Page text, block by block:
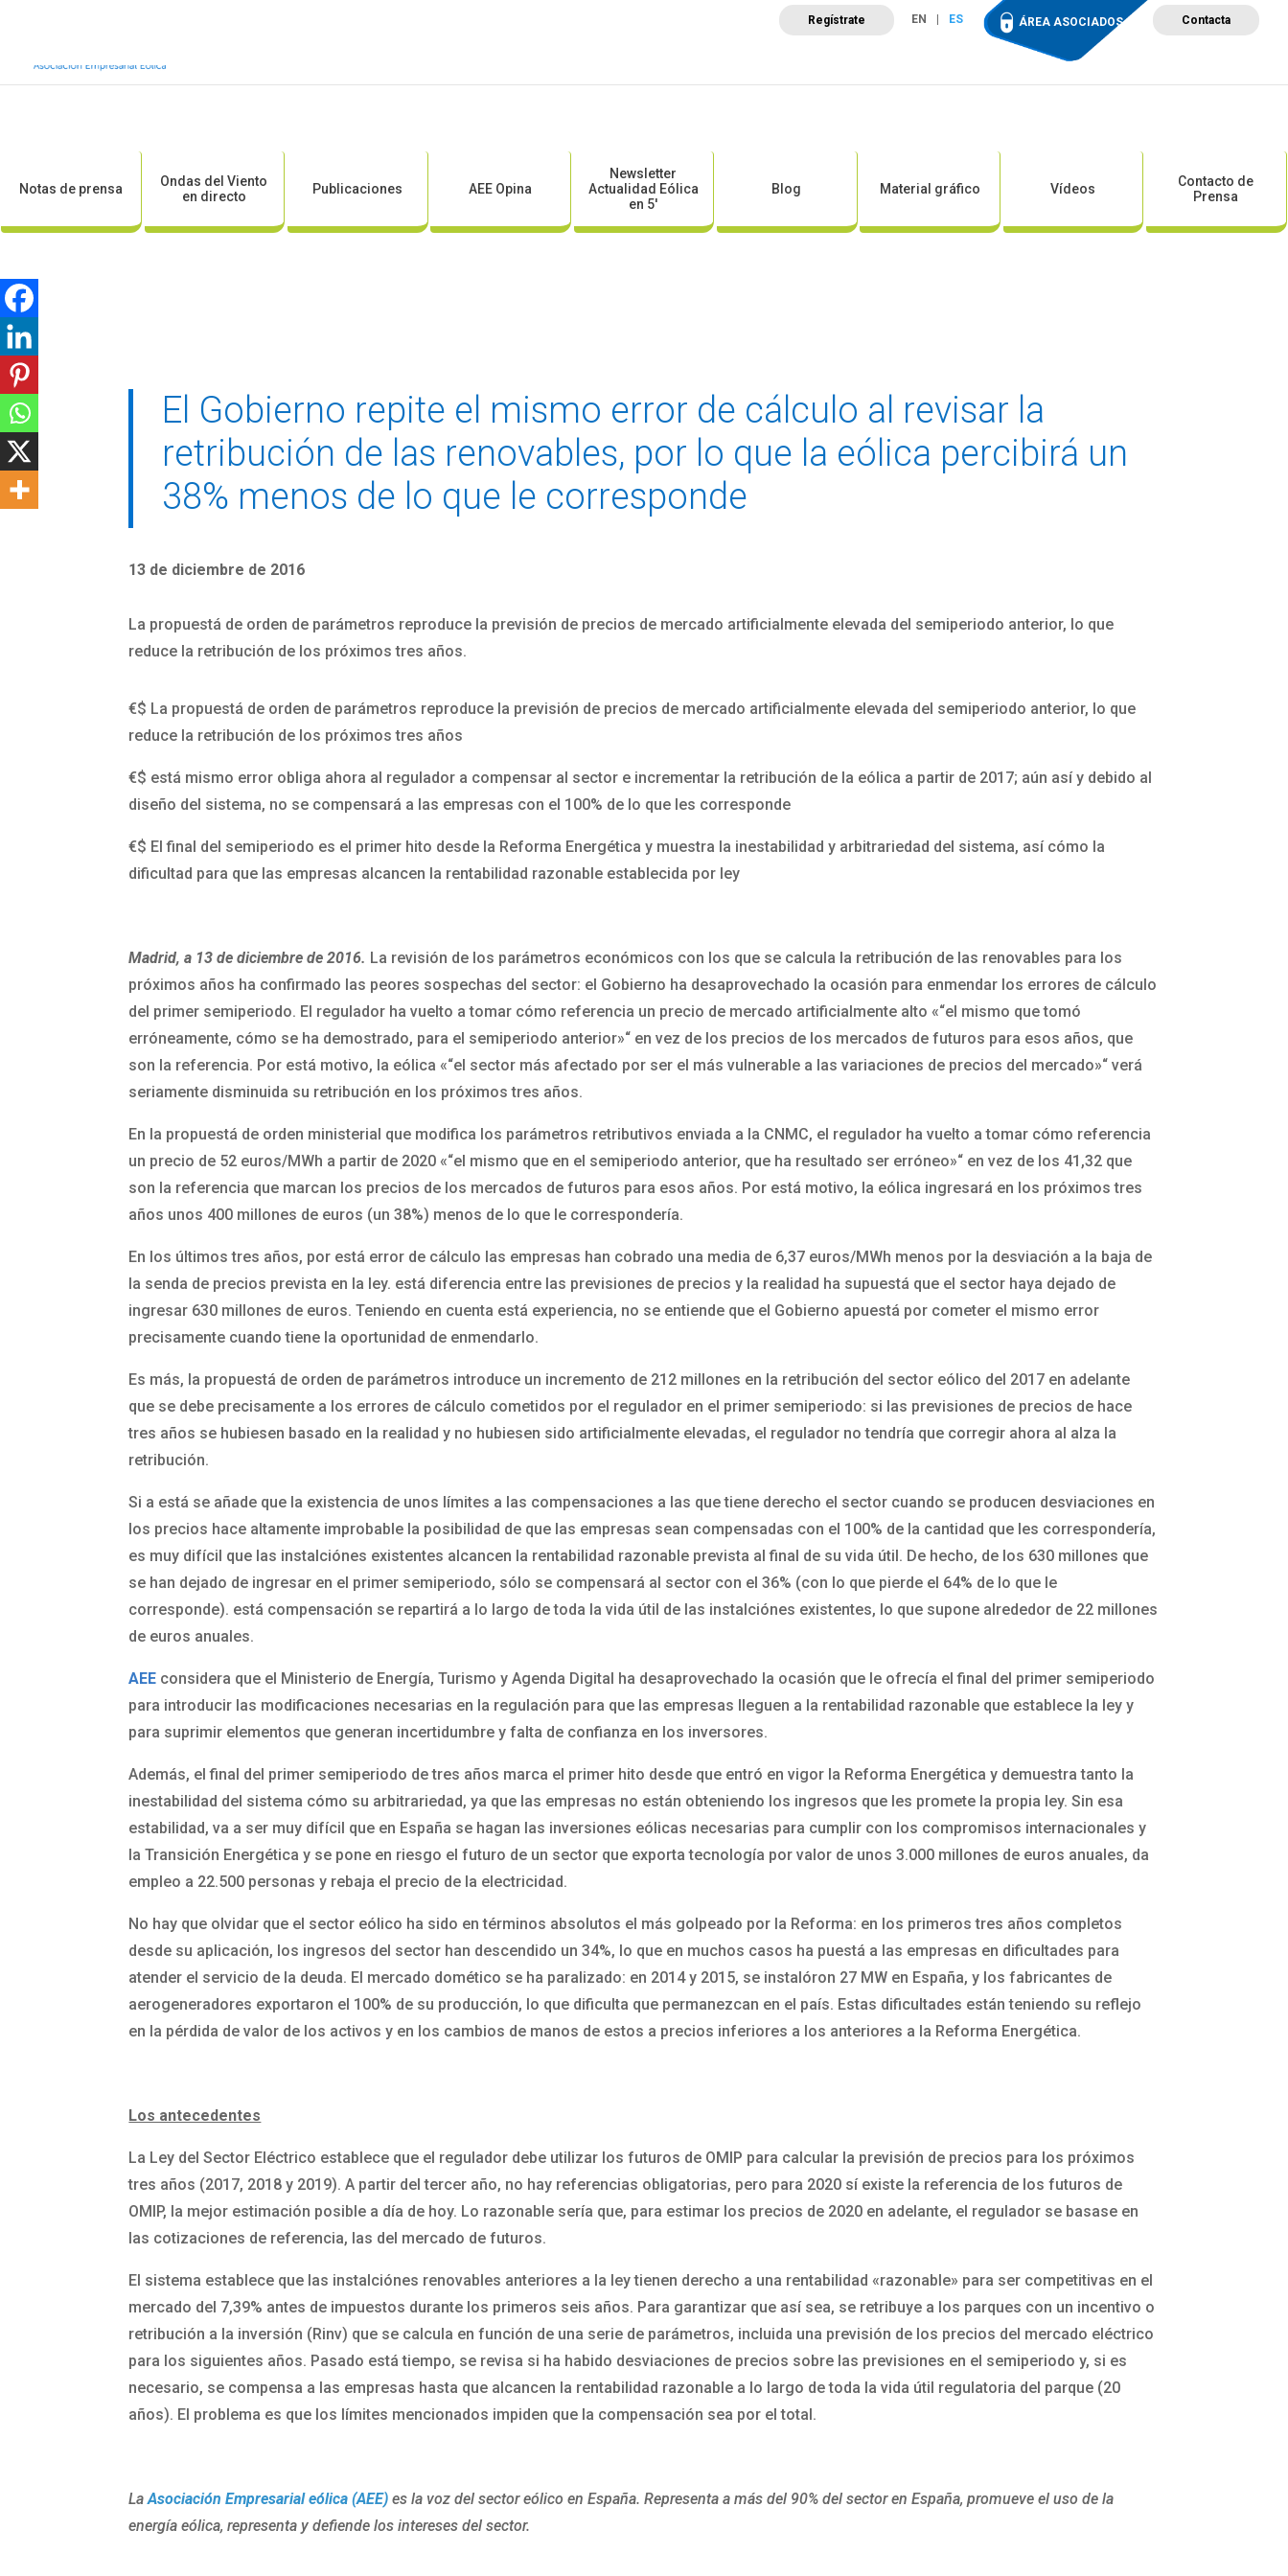
Regístrate EN ES ÁREA ASOCIADOS Contacta
Campus de Formación
Notas de prensa
Ondas del Viento
en directo
Publicaciones AEE Opina
Newsletter
Actualidad Eólica
en 5′
Blog Material gráfico Vídeos
Contacto de
Prensa
El Gobierno repite el mismo error de cálculo al revisar la
retribución de las renovables, por lo que la eólica percibirá un
38% menos de lo que le corresponde
13 de diciembre de 2016
La propuestá de orden de parámetros reproduce la previsión de precios de mercado artificialmente elevada del semiperiodo anterior, lo que
reduce la retribución de los próximos tres años.
€$ La propuestá de orden de parámetros reproduce la previsión de precios de mercado artificialmente elevada del semiperiodo anterior, lo que
reduce la retribución de los próximos tres años
€$ está mismo error obliga ahora al regulador a compensar al sector e incrementar la retribución de la eólica a partir de 2017; aún así y debido al
diseño del sistema, no se compensará a las empresas con el 100% de lo que les corresponde
€$ El final del semiperiodo es el primer hito desde la Reforma Energética y muestra la inestabilidad y arbitrariedad del sistema, así cómo la
dificultad para que las empresas alcancen la rentabilidad razonable establecida por ley
Madrid, a 13 de diciembre de 2016. La revisión de los parámetros económicos con los que se calcula la retribución de las renovables para los
próximos años ha confirmado las peores sospechas del sector: el Gobierno ha desaprovechado la ocasión para enmendar los errores de cálculo
del primer semiperiodo. El regulador ha vuelto a tomar cómo referencia un precio de mercado artificialmente alto «“el mismo que tomó
erróneamente, cómo se ha demostrado, para el semiperiodo anterior»“ en vez de los precios de los mercados de futuros para esos años, que
son la referencia. Por está motivo, la eólica «“el sector más afectado por ser el más vulnerable a las variaciones de precios del mercado»“ verá
seriamente disminuida su retribución en los próximos tres años.
En la propuestá de orden ministerial que modifica los parámetros retributivos enviada a la CNMC, el regulador ha vuelto a tomar cómo referencia
un precio de 52 euros/MWh a partir de 2020 «“el mismo que en el semiperiodo anterior, que ha resultado ser erróneo»“ en vez de los 41,32 que
son la referencia que marcan los precios de los mercados de futuros para esos años. Por está motivo, la eólica ingresará en los próximos tres
años unos 400 millones de euros (un 38%) menos de lo que le correspondería.
En los últimos tres años, por está error de cálculo las empresas han cobrado una media de 6,37 euros/MWh menos por la desviación a la baja de
la senda de precios prevista en la ley. está diferencia entre las previsiones de precios y la realidad ha supuestá que el sector haya dejado de
ingresar 630 millones de euros. Teniendo en cuenta está experiencia, no se entiende que el Gobierno apuestá por cometer el mismo error
precisamente cuando tiene la oportunidad de enmendarlo.
Es más, la propuestá de orden de parámetros introduce un incremento de 212 millones en la retribución del sector eólico del 2017 en adelante
que se debe precisamente a los errores de cálculo cometidos por el regulador en el primer semiperiodo: si las previsiones de precios de hace
tres años se hubiesen basado en la realidad y no hubiesen sido artificialmente elevadas, el regulador no tendría que corregir ahora al alza la
retribución.
Si a está se añade que la existencia de unos límites a las compensaciones a las que tiene derecho el sector cuando se producen desviaciones en
los precios hace altamente improbable la posibilidad de que las empresas sean compensadas con el 100% de la cantidad que les correspondería,
es muy difícil que las instalciónes existentes alcancen la rentabilidad razonable prevista al final de su vida útil. De hecho, de los 630 millones que
se han dejado de ingresar en el primer semiperiodo, sólo se compensará al sector con el 36% (con lo que pierde el 64% de lo que le
corresponde). está compensación se repartirá a lo largo de toda la vida útil de las instalciónes existentes, lo que supone alrededor de 22 millones
de euros anuales.
AEE considera que el Ministerio de Energía, Turismo y Agenda Digital ha desaprovechado la ocasión que le ofrecía el final del primer semiperiodo
para introducir las modificaciones necesarias en la regulación para que las empresas lleguen a la rentabilidad razonable que establece la ley y
para suprimir elementos que generan incertidumbre y falta de confianza en los inversores.
Además, el final del primer semiperiodo de tres años marca el primer hito desde que entró en vigor la Reforma Energética y demuestra tanto la
inestabilidad del sistema cómo su arbitrariedad, ya que las empresas no están obteniendo los ingresos que les promete la propia ley. Sin esa
estabilidad, va a ser muy difícil que en España se hagan las inversiones eólicas necesarias para cumplir con los compromisos internacionales y
la Transición Energética y se pone en riesgo el futuro de un sector que exporta tecnología por valor de unos 3.000 millones de euros anuales, da
empleo a 22.500 personas y rebaja el precio de la electricidad.
No hay que olvidar que el sector eólico ha sido en términos absolutos el más golpeado por la Reforma: en los primeros tres años completos
desde su aplicación, los ingresos del sector han descendido un 34%, lo que en muchos casos ha puestá a las empresas en dificultades para
atender el servicio de la deuda. El mercado domético se ha paralizado: en 2014 y 2015, se instalóron 27 MW en España, y los fabricantes de
aerogeneradores exportaron el 100% de su producción, lo que dificulta que permanezcan en el país. Estas dificultades están teniendo su reflejo
en la pérdida de valor de los activos y en los cambios de manos de estos a precios inferiores a los anteriores a la Reforma Energética.
Los antecedentes
La Ley del Sector Eléctrico establece que el regulador debe utilizar los futuros de OMIP para calcular la previsión de precios para los próximos
tres años (2017, 2018 y 2019). A partir del tercer año, no hay referencias obligatorias, pero para 2020 sí existe la referencia de los futuros de
OMIP, la mejor estimación posible a día de hoy. Lo razonable sería que, para estimar los precios de 2020 en adelante, el regulador se basase en
las cotizaciones de referencia, las del mercado de futuros.
El sistema establece que las instalciónes renovables anteriores a la ley tienen derecho a una rentabilidad «razonable» para ser competitivas en el
mercado del 7,39% antes de impuestos durante los primeros seis años. Para garantizar que así sea, se retribuye a los parques con un incentivo o
retribución a la inversión (Rinv) que se calcula en función de una serie de parámetros, incluida una previsión de los precios del mercado eléctrico
para los siguientes años. Pasado está tiempo, se revisa si ha habido desviaciones de precios sobre las previsiones en el semiperiodo y, si es
necesario, se compensa a las empresas hasta que alcancen la rentabilidad razonable a lo largo de toda la vida útil regulatoria del parque (20
años). El problema es que los límites mencionados impiden que la compensación sea por el total.
LaAsociación Empresarial eólica (AEE) es la voz del sector eólico en España. Representa a más del 90% del sector en España, promueve el uso de la
energía eólica, representa y defiende los intereses del sector.